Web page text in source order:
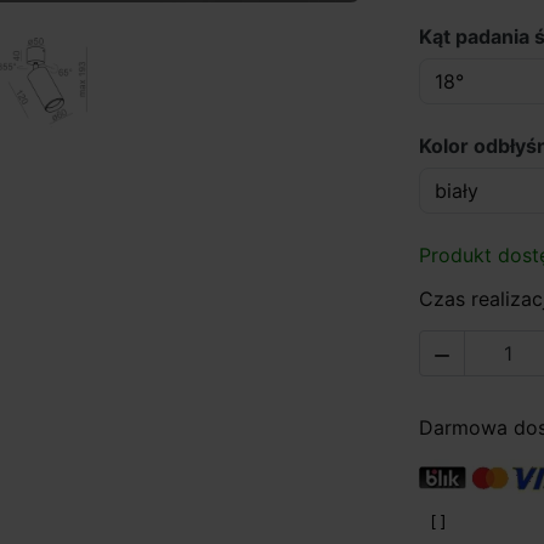
Kąt padania
Kolor
Produkt
Czas

Darmowa